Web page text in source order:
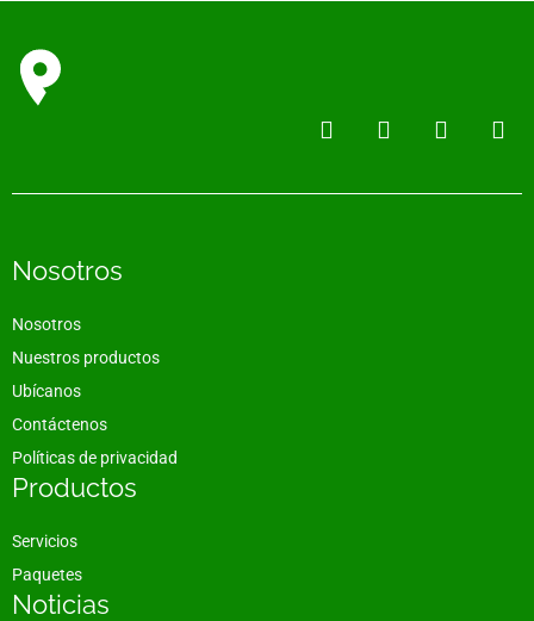
Nosotros
Nosotros
Nuestros productos
Ubícanos
Contáctenos
Políticas de privacidad
Productos
Servicios
Paquetes
Noticias